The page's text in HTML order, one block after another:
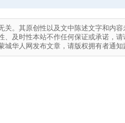
。其原创性以及文中陈述文字和内
及时性本站不作任何保证或承诺，
华人网发布文章，请版权拥有者通知